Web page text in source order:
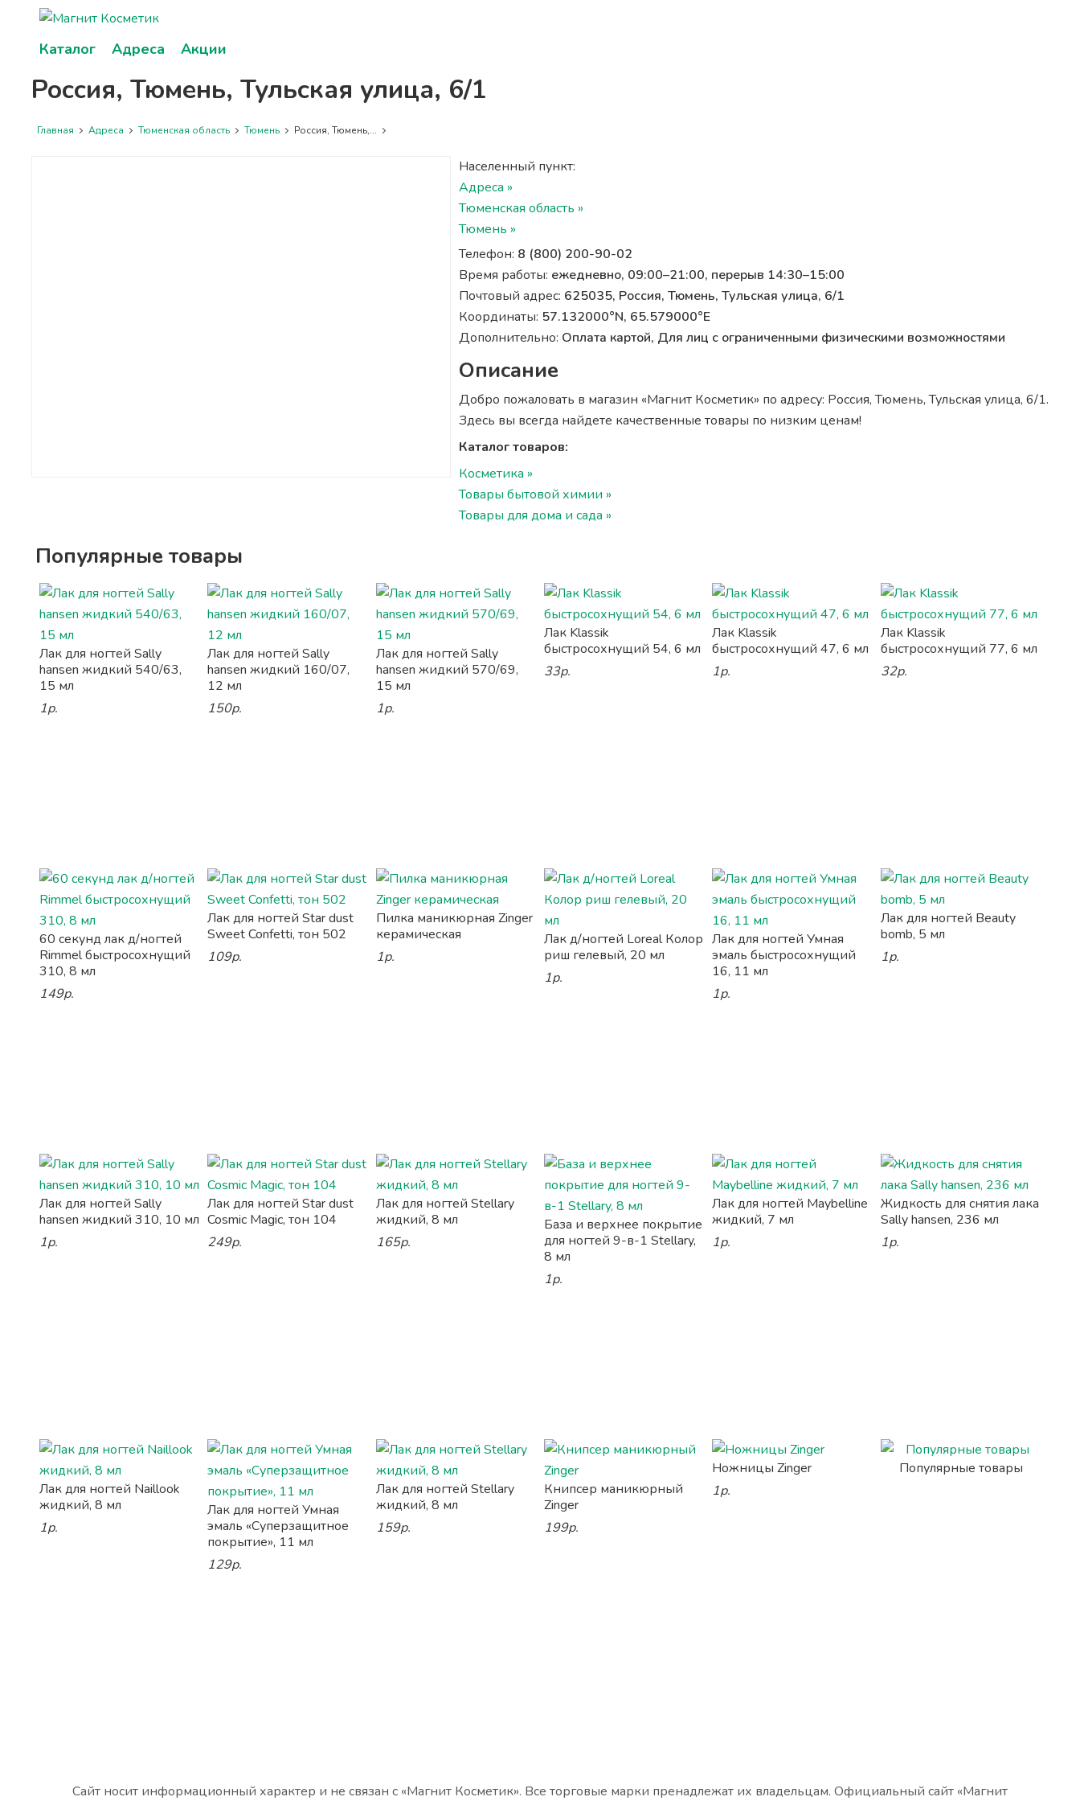
Каталог Адреса Акции
Россия, Тюмень, Тульская улица, 6/1
Главная Адреса Тюменская область Тюмень Россия, Тюмень,...
Населенный пункт:
Адреса »
Тюменская область »
Тюмень »
Телефон: 8 (800) 200-90-02
Время работы: ежедневно, 09:00–21:00, перерыв 14:30–15:00
Почтовый адрес: 625035, Россия, Тюмень, Тульская улица, 6/1
Координаты: 57.132000°N, 65.579000°E
Дополнительно: Оплата картой, Для лиц с ограниченными физическими возможностями
Описание
Добро пожаловать в магазин «Магнит Косметик» по адресу: Россия, Тюмень, Тульская улица, 6/1.
Здесь вы всегда найдете качественные товары по низким ценам!
Каталог товаров:
Косметика »
Товары бытовой химии »
Товары для дома и сада »
Популярные товары
Лак для ногтей Sally
hansen жидкий 540/63,
15 мл
1р.
Лак для ногтей Sally
hansen жидкий 160/07,
12 мл
150р.
Лак для ногтей Sally
hansen жидкий 570/69,
15 мл
1р.
Лак Klassik
быстросохнущий 54, 6 мл
33р.
Лак Klassik
быстросохнущий 47, 6 мл
1р.
Лак Klassik
быстросохнущий 77, 6 мл
32р.
60 секунд лак д/ногтей
Rimmel быстросохнущий
310, 8 мл
149р.
Лак для ногтей Star dust
Sweet Confetti, тон 502
109р.
Пилка маникюрная Zinger
керамическая
1р.
Лак д/ногтей Loreal Колор
риш гелевый, 20 мл
1р.
Лак для ногтей Умная
эмаль быстросохнущий
16, 11 мл
1р.
Лак для ногтей Beauty
bomb, 5 мл
1р.
Лак для ногтей Sally
hansen жидкий 310, 10 мл
1р.
Лак для ногтей Star dust
Cosmic Magic, тон 104
249р.
Лак для ногтей Stellary
жидкий, 8 мл
165р.
База и верхнее покрытие
для ногтей 9-в-1 Stellary,
8 мл
1р.
Лак для ногтей Maybelline
жидкий, 7 мл
1р.
Жидкость для снятия лака
Sally hansen, 236 мл
1р.
Лак для ногтей Naillook
жидкий, 8 мл
1р.
Лак для ногтей Умная
эмаль «Суперзащитное
покрытие», 11 мл
129р.
Лак для ногтей Stellary
жидкий, 8 мл
159р.
Книпсер маникюрный
Zinger
199р.
Ножницы Zinger
1р.
Популярные товары
Сайт носит информационный характер и не связан с «Магнит Косметик». Все торговые марки пренадлежат их владельцам. Официальный сайт «Магнит